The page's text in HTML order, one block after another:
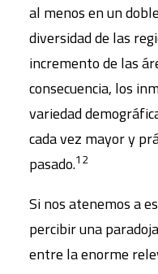
al menos en un
diversidad de las
incremento de las
consecuencia, los
variedad
cada vez mayor y
pasado.12
Si nos atenemos a
percibir una
entre la enorme